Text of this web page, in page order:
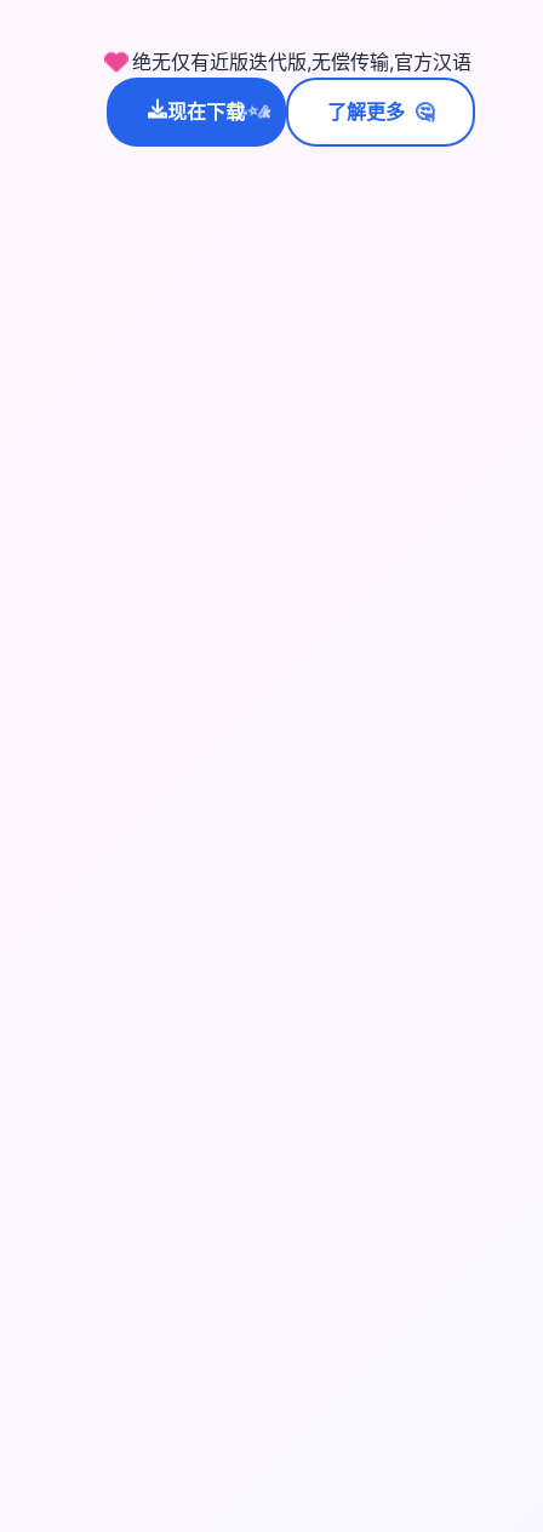
绝无仅有近版迭代版,无偿传输,官方汉语
现在下载
✨⭐💫 了解更多 🤔